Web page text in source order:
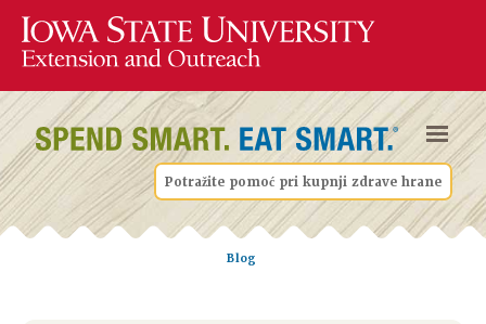
Potražite pomoć pri kupnji zdrave hrane
Blog